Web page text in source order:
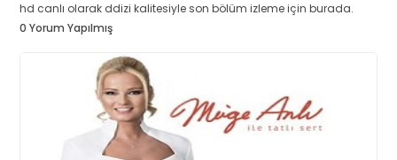
hd canlı olarak ddizi kalitesiyle son bölüm izleme için burada.
0 Yorum Yapılmış